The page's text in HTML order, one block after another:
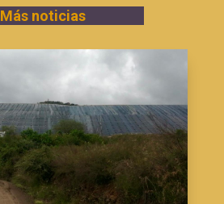
Más noticias